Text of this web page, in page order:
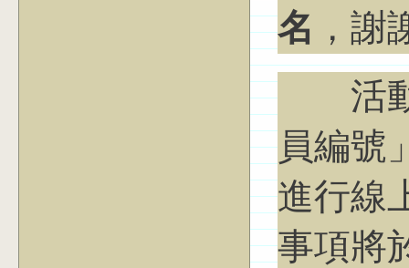
名 ，謝
活動
員編號
進行線
事項將